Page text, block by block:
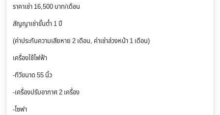
ราคาเช่า 16,500 บาท/เดือน
สัญญาเช่าขั้นต่ำ 1 ปี
(ค่าประกันความเสียหาย 2 เดือน, ค่าเช่าล่วงหน้า 1 เดือน)
เครื่องใช้ไฟฟ้า
-ทีวีขนาด 55 นิ้ว
-เครื่องปรับอากาศ 2 เครื่อง
-โซฟา